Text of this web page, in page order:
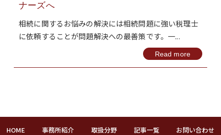
ナーズへ
相続に関するお悩みの解決には相続問題に強い税理士
に依頼することが問題解決への最善策です。一...
Read more
HOME 事務所紹介 取扱分野 記事一覧 お問い合わせ